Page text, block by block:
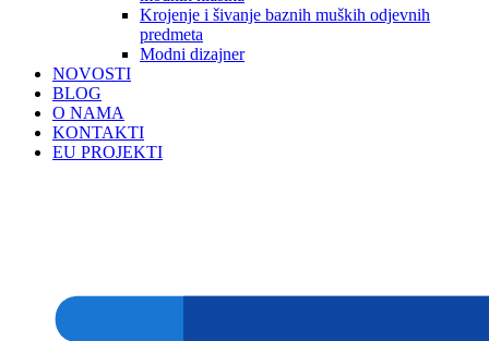
Krojenje i šivanje baznih muških odjevnih
predmeta
Modni dizajner
NOVOSTI
BLOG
O NAMA
KONTAKTI
EU PROJEKTI